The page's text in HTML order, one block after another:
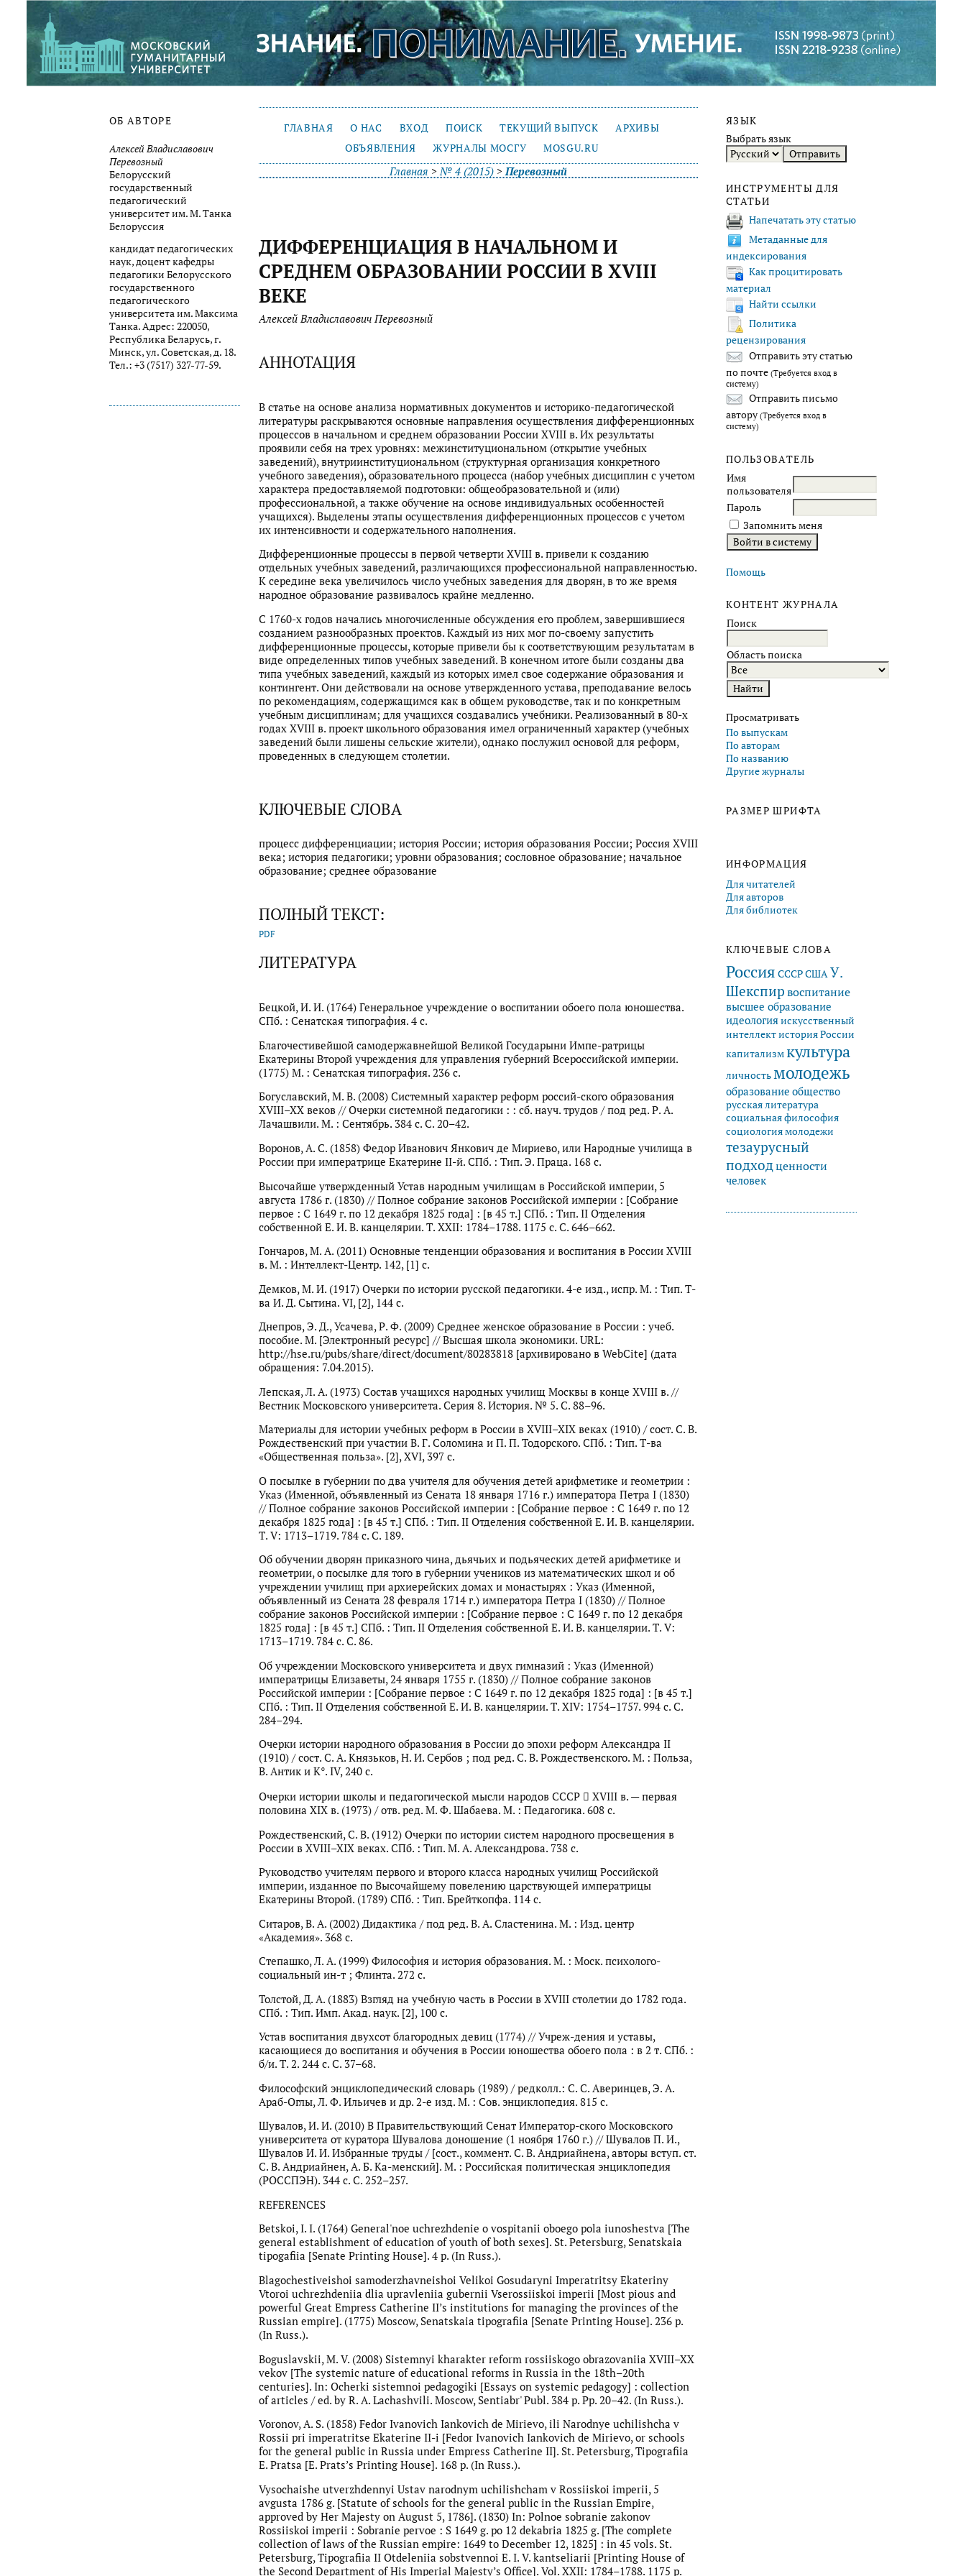
ОБ АВТОРЕ
Алексей Владиславович
Перевозный
Белорусский
государственный
педагогический
университет им. М. Танка
Белоруссия
кандидат педагогических
наук, доцент кафедры
педагогики Белорусского
государственного
педагогического
университета им. Максима
Танка. Адрес: 220050,
Республика Беларусь, г.
Минск, ул. Советская, д. 18.
Тел.: +3 (7517) 327-77-59.
ЯЗЫК
Выбрать язык
ИНСТРУМЕНТЫ ДЛЯ
СТАТЬИ
Напечатать эту статью
Метаданные для
индексирования
Как процитировать
материал
Найти ссылки
Политика
рецензирования
Отправить эту статью
по почте (Требуется вход в
систему)
Отправить письмо
автору (Требуется вход в
систему)
ПОЛЬЗОВАТЕЛЬ
Имя
пользователя
Пароль
Запомнить меня
Помощь
КОНТЕНТ ЖУРНАЛА
Поиск
Область поиска
Просматривать
По выпускам
По авторам
По названию
Другие журналы
РАЗМЕР ШРИФТА
ИНФОРМАЦИЯ
Для читателей
Для авторов
Для библиотек
КЛЮЧЕВЫЕ СЛОВА
Россия СССРСШАУ.
Шекспир воспитание
высшее образование
идеологияискусственный
интеллектистория России
капитализм культура
личностьмолодежь
образование общество
русская литература
социальная философия
социология молодежи
тезаурусный
подходценности
человек
ГЛАВНАЯ О НАС ВХОД ПОИСК ТЕКУЩИЙ ВЫПУСК
АРХИВЫ
ОБЪЯВЛЕНИЯ
ЖУРНАЛЫ МОСГУ MOSGU.RU
Главная >№ 4 (2015) >Перевозный
ДИФФЕРЕНЦИАЦИЯ В НАЧАЛЬНОМ И
СРЕДНЕМ ОБРАЗОВАНИИ РОССИИ В XVIII
ВЕКЕ
Алексей Владиславович Перевозный
АННОТАЦИЯ
В статье на основе анализа нормативных документов и историко-педагогической
литературы раскрываются основные направления осуществления дифференционных
процессов в начальном и среднем образовании России XVIII в. Их результаты
проявили себя на трех уровнях: межинституциональном (открытие учебных
заведений), внутриинституциональном (структурная организация конкретного
учебного заведения), образовательного процесса (набор учебных дисциплин с учетом
характера предоставляемой подготовки: общеобразовательной и (или)
профессиональной, а также обучение на основе индивидуальных особенностей
учащихся). Выделены этапы осуществления дифференционных процессов с учетом
их интенсивности и содержательного наполнения.
Дифференционные процессы в первой четверти XVIII в. привели к созданию
отдельных учебных заведений, различающихся профессиональной направленностью.
К середине века увеличилось число учебных заведения для дворян, в то же время
народное образование развивалось крайне медленно.
С 1760-х годов начались многочисленные обсуждения его проблем, завершившиеся
созданием разнообразных проектов. Каждый из них мог по-своему запустить
дифференционные процессы, которые привели бы к соответствующим результатам в
виде определенных типов учебных заведений. В конечном итоге были созданы два
типа учебных заведений, каждый из которых имел свое содержание образования и
контингент. Они действовали на основе утвержденного устава, преподавание велось
по рекомендациям, содержащимся как в общем руководстве, так и по конкретным
учебным дисциплинам; для учащихся создавались учебники. Реализованный в 80-х
годах XVIII в. проект школьного образования имел ограниченный характер (учебных
заведений были лишены сельские жители), однако послужил основой для реформ,
проведенных в следующем столетии.
КЛЮЧЕВЫЕ СЛОВА
процесс дифференциации; история России; история образования России; Россия XVIII
века; история педагогики; уровни образования; сословное образование; начальное
образование; среднее образование
ПОЛНЫЙ ТЕКСТ:
PDF
ЛИТЕРАТУРА
Бецкой, И. И. (1764) Генеральное учреждение о воспитании обоего пола юношества.
СПб. : Сенатская типография. 4 с.
Благочестивейшой самодержавнейшой Великой Государыни Импе-ратрицы
Екатерины Второй учреждения для управления губерний Всероссийской империи.
(1775) М. : Сенатская типография. 236 с.
Богуславский, М. В. (2008) Системный характер реформ россий-ского образования
XVIII–XX веков // Очерки системной педагогики : : сб. науч. трудов / под ред. Р. А.
Лачашвили. М. : Сентябрь. 384 с. С. 20–42.
Воронов, А. С. (1858) Федор Иванович Янкович де Мириево, или Народные училища в
России при императрице Екатерине II-й. СПб. : Тип. Э. Праца. 168 с.
Высочайше утвержденный Устав народным училищам в Российской империи, 5
августа 1786 г. (1830) // Полное собрание законов Российской империи : [Собрание
первое : С 1649 г. по 12 декабря 1825 года] : [в 45 т.] СПб. : Тип. II Отделения
собственной Е. И. В. канцелярии. Т. XXII: 1784–1788. 1175 с. С. 646–662.
Гончаров, М. А. (2011) Основные тенденции образования и воспитания в России XVIII
в. М. : Интеллект-Центр. 142, [1] с.
Демков, М. И. (1917) Очерки по истории русской педагогики. 4-е изд., испр. М. : Тип. Т-
ва И. Д. Сытина. VI, [2], 144 с.
Днепров, Э. Д., Усачева, Р. Ф. (2009) Среднее женское образование в России : учеб.
пособие. М. [Электронный ресурс] // Высшая школа экономики. URL:
http://hse.ru/pubs/share/direct/document/80283818 [архивировано в WebCite] (дата
обращения: 7.04.2015).
Лепская, Л. А. (1973) Состав учащихся народных училищ Москвы в конце XVIII в. //
Вестник Московского университета. Серия 8. История. № 5. С. 88–96.
Материалы для истории учебных реформ в России в XVIII–XIX веках (1910) / сост. С. В.
Рождественский при участии В. Г. Соломина и П. П. Тодорского. СПб. : Тип. Т-ва
«Общественная польза». [2], XVI, 397 с.
О посылке в губернии по два учителя для обучения детей арифметике и геометрии :
Указ (Именной, объявленный из Сената 18 января 1716 г.) императора Петра I (1830)
// Полное собрание законов Российской империи : [Собрание первое : С 1649 г. по 12
декабря 1825 года] : [в 45 т.] СПб. : Тип. II Отделения собственной Е. И. В. канцелярии.
Т. V: 1713–1719. 784 с. С. 189.
Об обучении дворян приказного чина, дьячьих и подьяческих детей арифметике и
геометрии, о посылке для того в губернии учеников из математических школ и об
учреждении училищ при архиерейских домах и монастырях : Указ (Именной,
объявленный из Сената 28 февраля 1714 г.) императора Петра I (1830) // Полное
собрание законов Российской империи : [Собрание первое : С 1649 г. по 12 декабря
1825 года] : [в 45 т.] СПб. : Тип. II Отделения собственной Е. И. В. канцелярии. Т. V:
1713–1719. 784 с. С. 86.
Об учреждении Московского университета и двух гимназий : Указ (Именной)
императрицы Елизаветы, 24 января 1755 г. (1830) // Полное собрание законов
Российской империи : [Собрание первое : С 1649 г. по 12 декабря 1825 года] : [в 45 т.]
СПб. : Тип. II Отделения собственной Е. И. В. канцелярии. Т. XIV: 1754–1757. 994 с. С.
284–294.
Очерки истории народного образования в России до эпохи реформ Александра II
(1910) / сост. С. А. Князьков, Н. И. Сербов ; под ред. С. В. Рождественского. М. : Польза,
В. Антик и К°. IV, 240 с.
Очерки истории школы и педагогической мысли народов СССР  XVIII в. — первая
половина XIX в. (1973) / отв. ред. М. Ф. Шабаева. М. : Педагогика. 608 с.
Рождественский, С. В. (1912) Очерки по истории систем народного просвещения в
России в XVIII–XIX веках. СПб. : Тип. М. А. Александрова. 738 с.
Руководство учителям первого и второго класса народных училищ Российской
империи, изданное по Высочайшему повелению царствующей императрицы
Екатерины Второй. (1789) СПб. : Тип. Брейткопфа. 114 с.
Ситаров, В. А. (2002) Дидактика / под ред. В. А. Сластенина. М. : Изд. центр
«Академия». 368 с.
Степашко, Л. А. (1999) Философия и история образования. М. : Моск. психолого-
социальный ин-т ; Флинта. 272 с.
Толстой, Д. А. (1883) Взгляд на учебную часть в России в XVIII столетии до 1782 года.
СПб. : Тип. Имп. Акад. наук. [2], 100 с.
Устав воспитания двухсот благородных девиц (1774) // Учреж-дения и уставы,
касающиеся до воспитания и обучения в России юношества обоего пола : в 2 т. СПб. :
б/и. Т. 2. 244 с. С. 37–68.
Философский энциклопедический словарь (1989) / редколл.: С. С. Аверинцев, Э. А.
Араб-Оглы, Л. Ф. Ильичев и др. 2-е изд. М. : Сов. энциклопедия. 815 c.
Шувалов, И. И. (2010) В Правительствующий Сенат Император-ского Московского
университета от куратора Шувалова доношение (1 ноября 1760 г.) // Шувалов П. И.,
Шувалов И. И. Избранные труды / [сост., коммент. С. В. Андриайнена, авторы вступ. ст.
С. В. Андриайнен, А. Б. Ка-менский]. М. : Российская политическая энциклопедия
(РОССПЭН). 344 с. С. 252–257.
REFERENCES
Betskoi, I. I. (1764) General'noe uchrezhdenie o vospitanii oboego pola iunoshestva [The
general establishment of education of youth of both sexes]. St. Petersburg, Senatskaia
tipogafiia [Senate Printing House]. 4 p. (In Russ.).
Blagochestiveishoi samoderzhavneishoi Velikoi Gosudaryni Imperatritsy Ekateriny
Vtoroi uchrezhdeniia dlia upravleniia gubernii Vserossiiskoi imperii [Most pious and
powerful Great Empress Catherine II’s institutions for managing the provinces of the
Russian empire]. (1775) Moscow, Senatskaia tipografiia [Senate Printing House]. 236 p.
(In Russ.).
Boguslavskii, M. V. (2008) Sistemnyi kharakter reform rossiiskogo obrazovaniia XVIII–XX
vekov [The systemic nature of educational reforms in Russia in the 18th–20th
centuries]. In: Ocherki sistemnoi pedagogiki [Essays on systemic pedagogy] : collection
of articles / ed. by R. A. Lachashvili. Moscow, Sentiabr' Publ. 384 p. Рp. 20–42. (In Russ.).
Voronov, A. S. (1858) Fedor Ivanovich Iankovich de Mirievo, ili Narodnye uchilishcha v
Rossii pri imperatritse Ekaterine II-i [Fedor Ivanovich Iankovich de Mirievo, or schools
for the general public in Russia under Empress Catherine II]. St. Petersburg, Tipografiia
E. Pratsa [E. Prats’s Printing House]. 168 p. (In Russ.).
Vysochaishe utverzhdennyi Ustav narodnym uchilishcham v Rossiiskoi imperii, 5
avgusta 1786 g. [Statute of schools for the general public in the Russian Empire,
approved by Her Majesty on August 5, 1786]. (1830) In: Polnoe sobranie zakonov
Rossiiskoi imperii : Sobranie pervoe : S 1649 g. po 12 dekabria 1825 g. [The complete
collection of laws of the Russian empire: 1649 to December 12, 1825] : in 45 vols. St.
Petersburg, Tipografiia II Otdeleniia sobstvennoi E. I. V. kantseliarii [Printing House of
the Second Department of His Imperial Majesty’s Office]. Vol. XXII: 1784–1788. 1175 p.